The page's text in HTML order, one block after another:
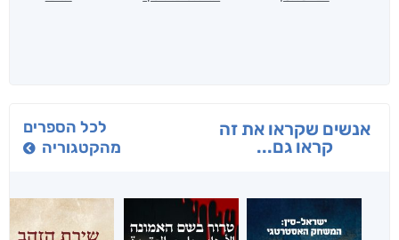
אנשים שקראו את זה
קראו גם...
לכל הספרים
מהקטגוריה